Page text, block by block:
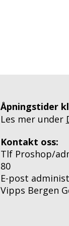
Åpningstider
Les mer under
Kontakt oss:
Tlf Proshop/
80
E-post
Vipps Bergen